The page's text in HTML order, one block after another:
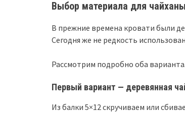
Выбор материала для чайханы
В прежние времена кровати были
Сегодня же не редкость
Рассмотрим подробно оба варианта.
Первый вариант — деревянная
Из балки 5×12 скручиваем или